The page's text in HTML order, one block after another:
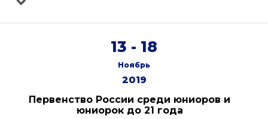
13 - 18
Ноябрь
2019
Первенство России среди юниоров и
юниорок до 21 года